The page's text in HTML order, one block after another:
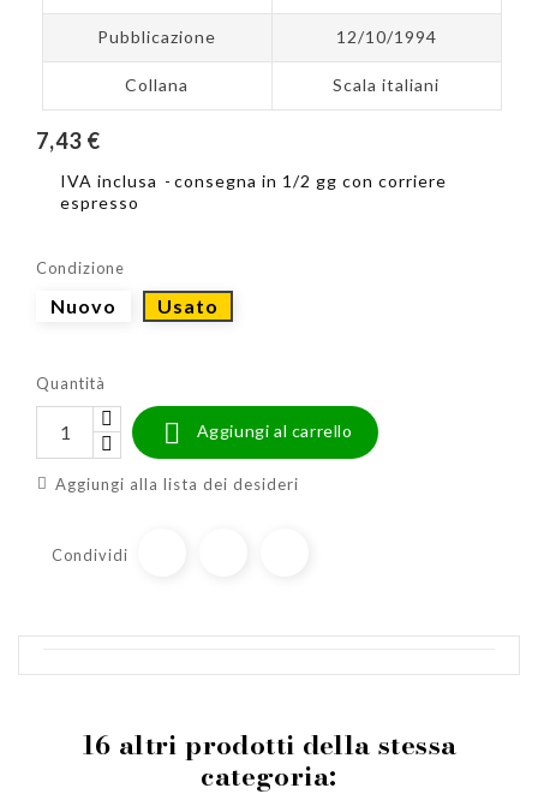
Pubblicazione 12/10/1994
Collana Scala italiani
7,43 €
IVA inclusa
consegna in 1/2 gg con corriere
espresso
Condizione
Nuovo Usato
Quantità
 Aggiungi al carrello
Aggiungi alla lista dei desideri
Condividi
16 altri prodotti della stessa
categoria: